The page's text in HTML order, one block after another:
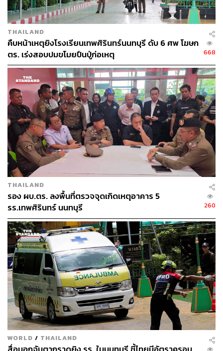
แก๊งสแกมเมอร์ข้ามชาติ
ชายแดนไทย-กัมพูชา
กองทัพบก
159
ABOUT THE AUTHOR
THE STANDARD TEAM
กองบรรณาธิการ THE STANDARD
THAILAND
คืบหน้าเหตุยิงโรงเรียนเทพศิรินทร์นนทบุรี ดับ 6 ศพ โฆษก
ตร. เร่งสอบปมขโมยปืนปู่ก่อเหตุ
668
THAILAND
รอง ผบ.ตร. ลงพื้นที่ตรวจจุดเกิดเหตุอาคาร 5
รร.เทพศิรินทร์ นนทบุรี
260
WORLD / THAILAND